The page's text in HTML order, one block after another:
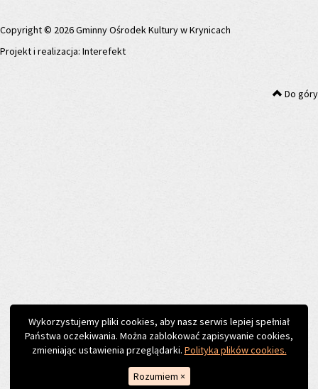
Wykorzystujemy pliki cookies, aby nasz serwis lepiej spełniał
Państwa oczekiwania. Można zablokować zapisywanie cookies,
zmieniając ustawienia przeglądarki. Polityka plików cookies.
Rozumiem ×
Copyright © 2026 Gminny Ośrodek Kultury w Krynicach
Projekt i realizacja: Interefekt
Do góry